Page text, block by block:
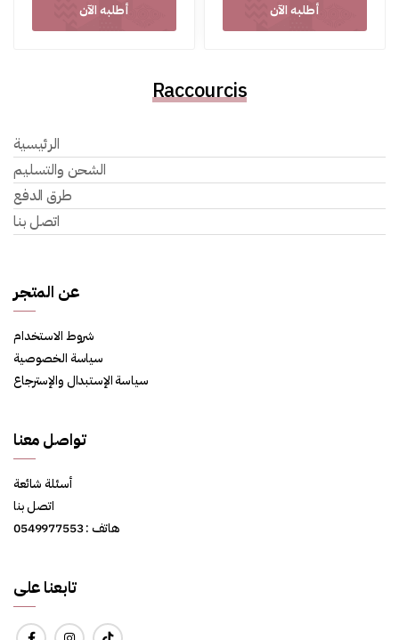
أطلبه الآن أطلبه الآن
Raccourcis
الرئيسية
الشحن والتسليم
طرق الدفع
اتصل بنا
عن المتجر
شروط الاستخدام
سياسة الخصوصية
سياسة الإستبدال والإسترجاع
تواصل معنا
أسئلة شائعة
اتصل بنا
هاتف : 0549977553
تابعنا على